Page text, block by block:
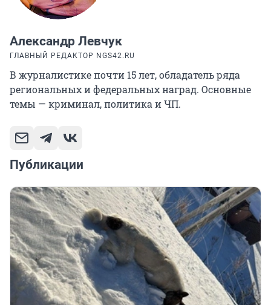
Александр Левчук
ГЛАВНЫЙ РЕДАКТОР NGS42.RU
В журналистике почти 15 лет, обладатель ряда
региональных и федеральных наград. Основные
темы — криминал, политика и ЧП.
Публикации